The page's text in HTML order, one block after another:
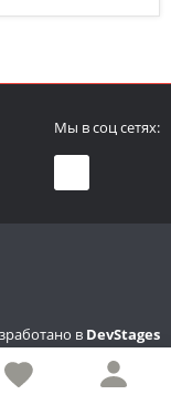
Мы в соц сетях:
в DevStages